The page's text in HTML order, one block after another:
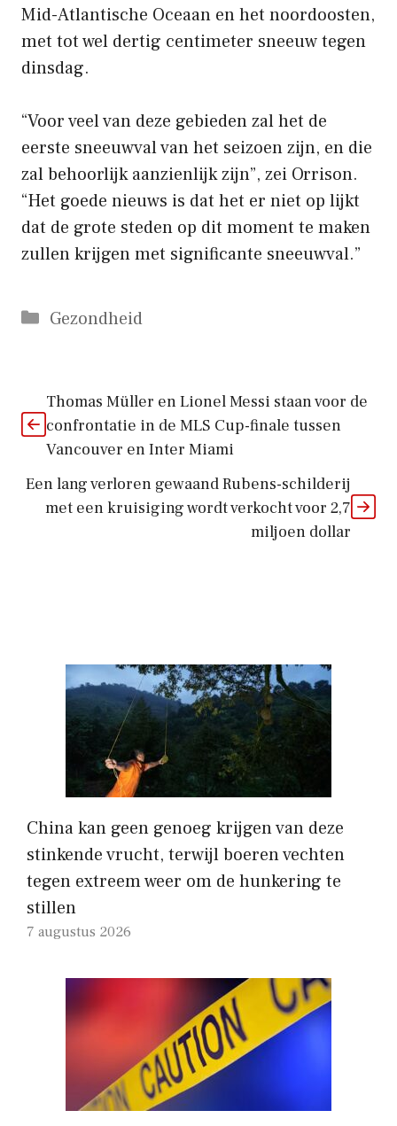
Mid-Atlantische Oceaan en het noordoosten,
met tot wel dertig centimeter sneeuw tegen
dinsdag.
“Voor veel van deze gebieden zal het de
eerste sneeuwval van het seizoen zijn, en die
zal behoorlijk aanzienlijk zijn”, zei Orrison.
“Het goede nieuws is dat het er niet op lijkt
dat de grote steden op dit moment te maken
zullen krijgen met significante sneeuwval.”
Categorieën
Gezondheid
Thomas Müller en Lionel Messi staan ​​voor de
confrontatie in de MLS Cup-finale tussen
Vancouver en Inter Miami
Een lang verloren gewaand Rubens-schilderij
met een kruisiging wordt verkocht voor 2,7
miljoen dollar
China kan geen genoeg krijgen van deze
stinkende vrucht, terwijl boeren vechten
tegen extreem weer om de hunkering te
stillen
7 augustus 2026